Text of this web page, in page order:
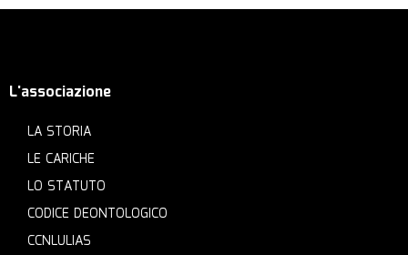
L'associazione
LA STORIA
LE CARICHE
LO STATUTO
CODICE DEONTOLOGICO
CCNLULIAS